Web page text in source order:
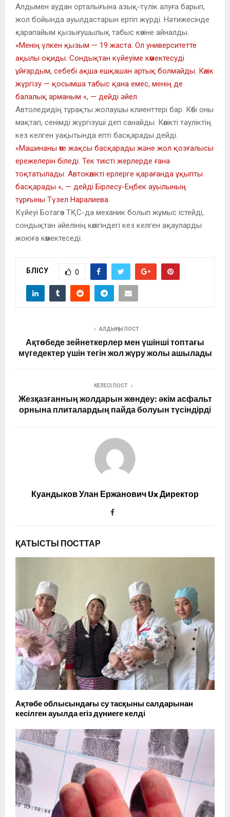
Алдымен аудан орталығына азық-түлік алуға барып,
жол бойында ауылдастарын ертіп жүрді. Нәтижесінде
қарапайым қызығушылық табыс көзіне айналды.
«Менің үлкен қызым — 19 жаста. Ол университетте
ақылы оқиды. Сондықтан күйеуіме көмектесуді
ұйғардым, себебі ақша ешқашан артық болмайды. Көлік
жүргізу — қосымша табыс қана емес, менің де
балалық арманым «, — дейді әйел.
Автоледидің тұрақты жолаушы клиенттері бар. Көбі оны
мақтап, сенімді жүргізуші деп санайды. Көлікті тәуліктің
кез келген уақытында епті басқарады дейді.
«Машинаны өте жақсы басқарады және жол қозғалысы
ережелерін біледі. Тек тиісті жерлерде ғана
тоқтатылады. Автокөлікті ерлерге қарағанда ұқыпты
басқарады «, — дейді Бірлесу-Еңбек ауылының
тұрғыны Түзел Наралиева.
Күйеуі Ботагөз ТҚС-да механик болып жұмыс істейді,
сондықтан әйелінің көлігіндегі кез келген ақауларды
жоюға көмектеседі.
БӨЛІСУ 0
АЛДЫҢҒЫ ПОСТ
Ақтөбеде зейнеткерлер мен үшінші топтағы
мүгедектер үшін тегін жол жүру жолы ашылады
КЕЛЕСІ ПОСТ
Жезқазғанның жолдарын жөндеу: әкім асфальт
орнына плиталардың пайда болуын түсіндірді
Куандыков Улан Ержанович Ux Директор
ҚАТЫСТЫ ПОСТТАР
Ақтөбе облысындағы су тасқыны салдарынан
кесілген ауылда егіз дүниеге келді